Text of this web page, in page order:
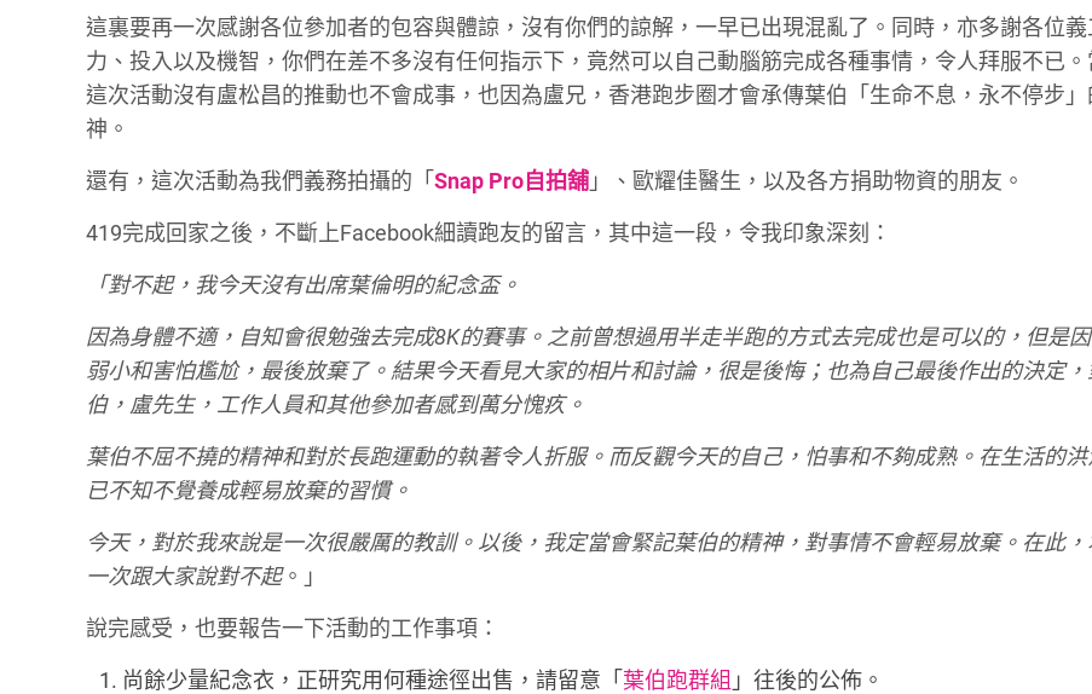
這裏要再一次感謝各位參加者的包容與體諒，沒有你們的諒解，一早已出現混亂了。同時，亦多謝各位
力、投入以及機智，你們在差不多沒有任何指示下，竟然可以自己動腦筋完成各種事情，令人拜服不已。
這次活動沒有盧松昌的推動也不會成事，也因為盧兄，香港跑步圈才會承傳葉伯「生命不息，永不停步
神。
還有，這次活動為我們義務拍攝的「Snap Pro自拍舖 」、歐耀佳醫生，以及各方捐助物資的朋友。
419完成回家之後，不斷上Facebook細讀跑友的留言，其中這一段，令我印象深刻：
「對不起，我今天沒有出席葉倫明的紀念盃。
因為身體不適，自知會很勉強去完成8K的賽事。之前曾想過用半走半跑的方式去完成也是可以的，但是
弱小和害怕尷尬，最後放棄了。結果今天看見大家的相片和討論，很是後悔；也為自己最後作出的決定
伯，盧先生，工作人員和其他參加者感到萬分愧疚。
葉伯不屈不撓的精神和對於長跑運動的執著令人折服。而反觀今天的自己，怕事和不夠成熟。在生活的洪
已不知不覺養成輕易放棄的習慣。
今天，對於我來說是一次很嚴厲的教訓。以後，我定當會緊記葉伯的精神，對事情不會輕易放棄。在此
一次跟大家說對不起。」
說完感受，也要報告一下活動的工作事項：
尚餘少量紀念衣，正研究用何種途徑出售，請留意「 葉伯跑群組 」往後的公佈。